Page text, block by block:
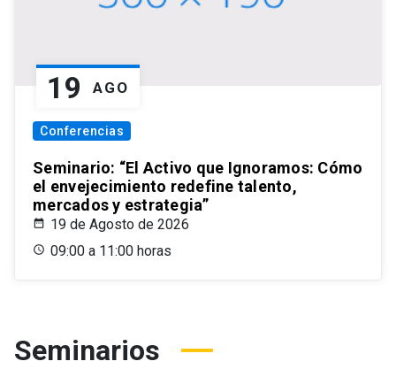
19 AGO
Conferencias
Seminario: “El Activo que Ignoramos: Cómo
el envejecimiento redefine talento,
mercados y estrategia”
19 de Agosto de 2026
09:00 a 11:00 horas
Seminarios